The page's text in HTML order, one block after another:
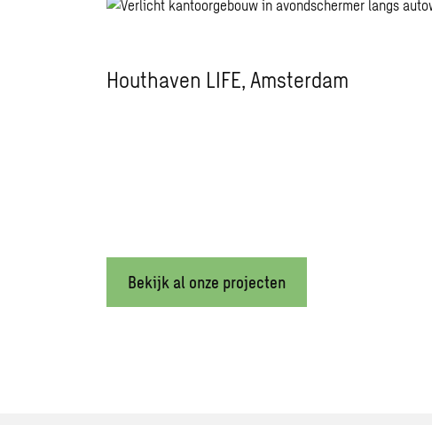
Houthaven LIFE, Amsterdam
Bekijk al onze projecten